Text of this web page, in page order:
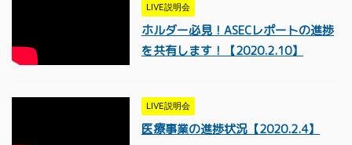
LIVE説明会
ホルダー必見！ASECレポートの進捗
を共有します！【2020.2.10】
LIVE説明会
医療事業の進捗状況【2020.2.4】